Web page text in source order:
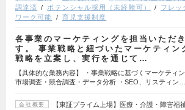
調達済
ポテンシャル採用（未経験可） フレッ
ワーク可能
育児支援制度
各事業のマーケティングを担当いただ
す。 事業戦略と紐づいたマーケティン
戦略を立案し、実行を通じて…
【具体的な業務内容】 ・事業戦略に基づくマーケティ
市場調査・競合調査・データ分析 ・SEO、リスティン…
会社概要
【東証プライム上場】医療・介護・障害福